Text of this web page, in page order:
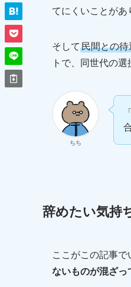
てにくいことがあ
そして 民間との
トで、同世代の
ちち
辞めたい気持
ここがこの記事で
ないものが混ざっ